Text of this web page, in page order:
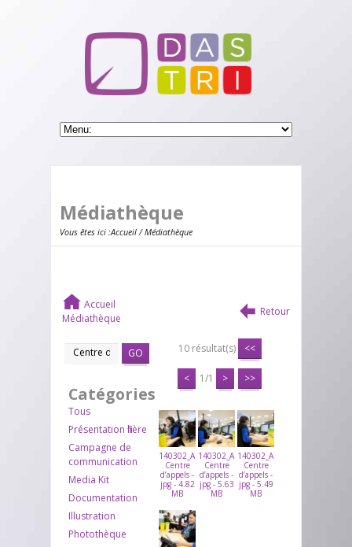
Médiathèque
Vous êtes ici :Accueil/ Médiathèque
Accueil
Médiathèque
Retour
GO
Catégories
Tous
Présentation filière
Campagne de
communication
Media Kit
Documentation
Illustration
Photothèque
10 résultat(s) <<
< 1/1 > >>
140302_ARVATO_CALLCENTER_01DASTRI
Centre
d’appels -
jpg - 4.82
MB
140302_ARVATO_CALLCENTER_02DASTRI
Centre
d’appels -
jpg - 5.63
MB
Centre
d’appels -
jpg - 5.49
MB